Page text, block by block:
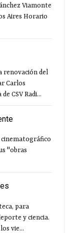
Viamonte
Aires Horario
renovación del
Carlos
CSV Radi...
"obras
para
y ciencia.
vie...